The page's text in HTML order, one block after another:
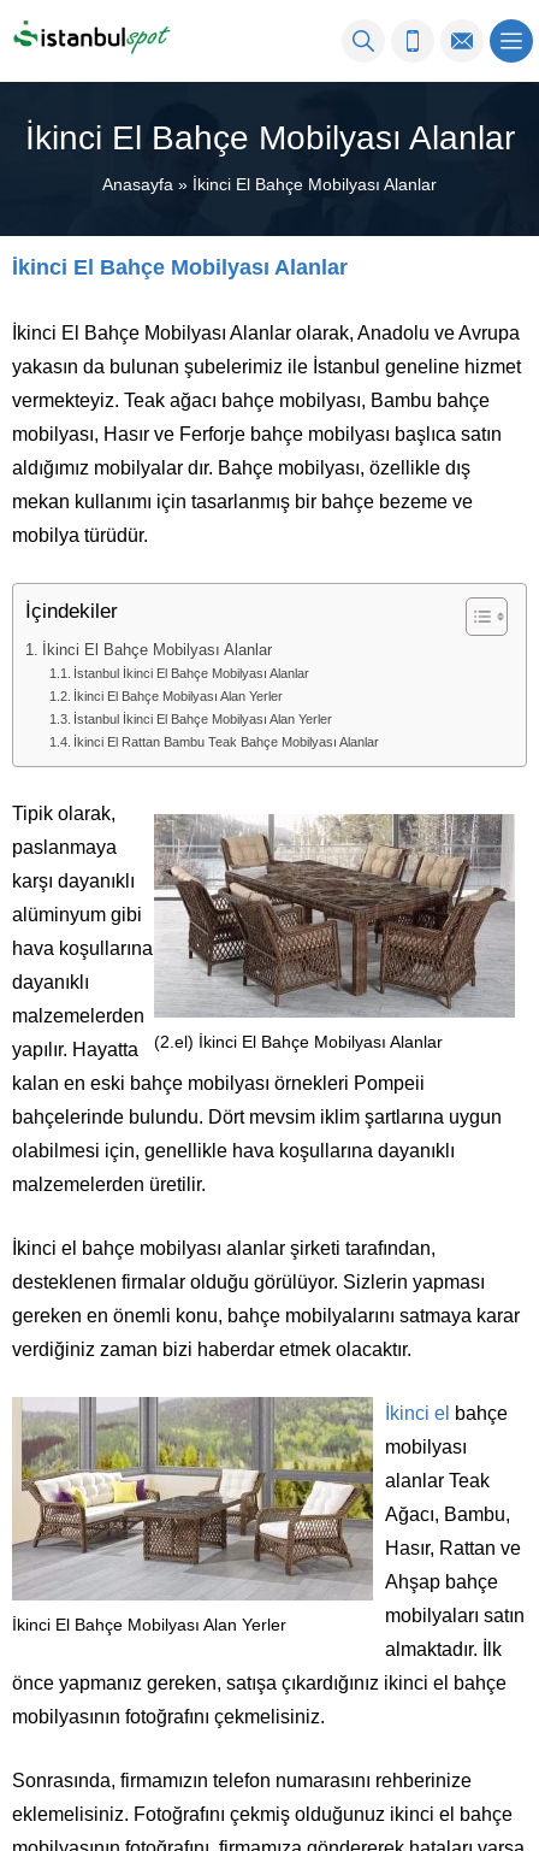
İkinci El Bahçe Mobilyası Alanlar
Anasayfa » İkinci El Bahçe Mobilyası Alanlar
İkinci El Bahçe Mobilyası Alanlar
İkinci El Bahçe Mobilyası Alanlar olarak, Anadolu ve Avrupa
yakasın da bulunan şubelerimiz ile İstanbul geneline hizmet
vermekteyiz. Teak ağacı bahçe mobilyası, Bambu bahçe
mobilyası, Hasır ve Ferforje bahçe mobilyası başlıca satın
aldığımız mobilyalar dır. Bahçe mobilyası, özellikle dış
mekan kullanımı için tasarlanmış bir bahçe bezeme ve
mobilya türüdür.
İçindekiler
İkinci El Bahçe Mobilyası Alanlar
İstanbul İkinci El Bahçe Mobilyası Alanlar
İkinci El Bahçe Mobilyası Alan Yerler
İstanbul İkinci El Bahçe Mobilyası Alan Yerler
İkinci El Rattan Bambu Teak Bahçe Mobilyası Alanlar
(2.el) İkinci El Bahçe Mobilyası Alanlar
Tipik olarak,
paslanmaya
karşı dayanıklı
alüminyum gibi
hava koşullarına
dayanıklı
malzemelerden
yapılır. Hayatta
kalan en eski bahçe mobilyası örnekleri Pompeii
bahçelerinde bulundu. Dört mevsim iklim şartlarına uygun
olabilmesi için, genellikle hava koşullarına dayanıklı
malzemelerden üretilir.
İkinci el bahçe mobilyası alanlar şirketi tarafından,
desteklenen firmalar olduğu görülüyor. Sizlerin yapması
gereken en önemli konu, bahçe mobilyalarını satmaya karar
verdiğiniz zaman bizi haberdar etmek olacaktır.
İkinci El Bahçe Mobilyası Alan Yerler
İkinci el bahçe
mobilyası
alanlar Teak
Ağacı, Bambu,
Hasır, Rattan ve
Ahşap bahçe
mobilyaları satın
almaktadır. İlk
önce yapmanız gereken, satışa çıkardığınız ikinci el bahçe
mobilyasının fotoğrafını çekmelisiniz.
Sonrasında, firmamızın telefon numarasını rehberinize
eklemelisiniz. Fotoğrafını çekmiş olduğunuz ikinci el bahçe